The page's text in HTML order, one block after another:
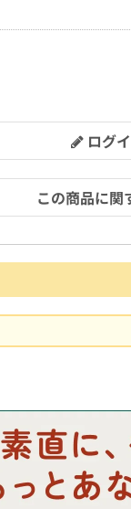
ログ
この商品に関